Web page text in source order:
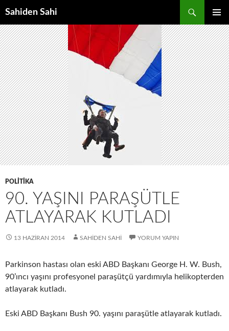
Sahiden Sahi
MENÜ
ATLA
POLITIKA
90. YAŞINI PARAŞÜTLE
ATLAYARAK KUTLADI
13 HAZIRAN 2014 SAHIDEN SAHI YORUM YAPIN
Parkinson hastası olan eski ABD Başkanı George H. W. Bush,
90’ıncı yaşını profesyonel paraşütçü yardımıyla helikopterden
atlayarak kutladı.
Eski ABD Başkanı Bush 90. yaşını paraşütle atlayarak kutladı.